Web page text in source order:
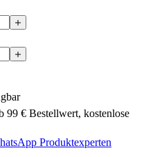
99 € Bestellwert, kostenlose
Produktexperten